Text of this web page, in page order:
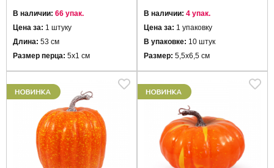
В наличии: 66 упак.
Цена за: 1 штуку
Длина: 53 см
Размер перца: 5х1 см
В наличии: 4 упак.
Цена за: 1 упаковку
В упаковке: 10 штук
Размер: 5,5х6,5 см